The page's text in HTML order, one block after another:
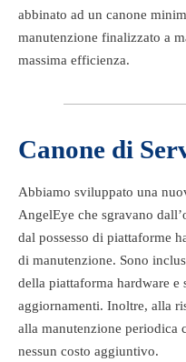
abbinato ad un canone
manutenzione finalizzato a
massima efficienza.
Canone di
Abbiamo sviluppato una
AngelEye che sgravano
dal possesso di piattaforme
di manutenzione. Sono
della piattaforma hardware e
aggiornamenti. Inoltre, alla
alla manutenzione periodica
nessun costo aggiuntivo.